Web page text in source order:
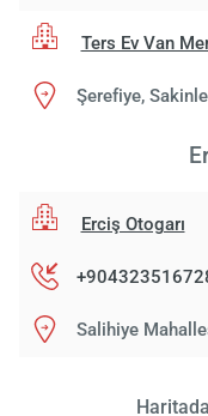
Ters Ev Van
Şerefiye,
Erciş Otogarı
Salihiye